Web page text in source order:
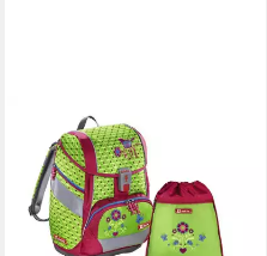
STEP BY STEP
Schulranzen 2in1 (4tlg., inkl.
Federmäppchen, Turnbeutel
und Schlamperrolle)
169,00 € UVP229,00 €